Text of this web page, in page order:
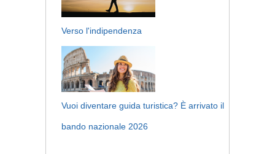
Verso l'indipendenza
Vuoi diventare guida turistica? È arrivato il
bando nazionale 2026